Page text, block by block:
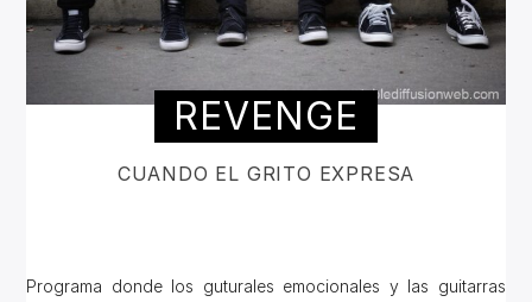
REVENGE
CUANDO EL GRITO EXPRESA
Programa donde los guturales emocionales y las guitarras